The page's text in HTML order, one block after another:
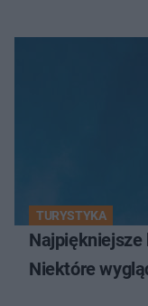
TURYSTYKA
Niektóre